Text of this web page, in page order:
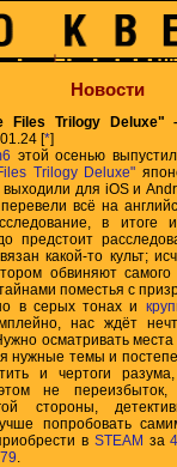
Новости
Files Trilogy
[*]
этой осенью
Trilogy Deluxe"
для iOS и
всё на
в итоге
предстоит
какой-то культ;
обвиняют самого
поместья с
в серых тонах и
нас ждёт
осматривать места
нужные темы и
и чертоги
не
стороны,
попробовать
в STEAM за
.